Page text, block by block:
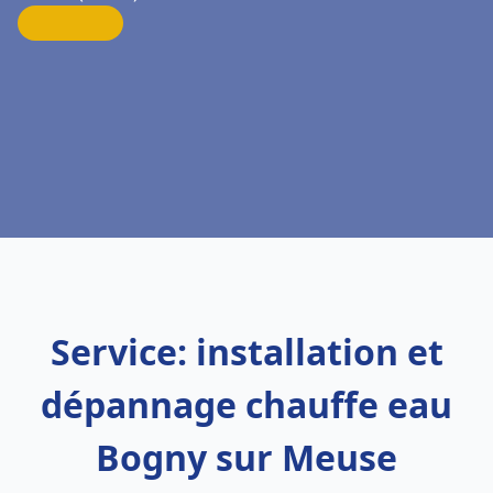
Service: installation et
dépannage chauffe eau
Bogny sur Meuse